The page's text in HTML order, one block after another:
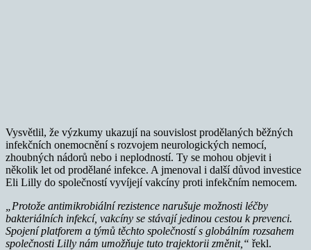
Vysvětlil, že výzkumy ukazují na souvislost prodělaných běžných
infekčních onemocnění s rozvojem neurologických nemocí,
zhoubných nádorů nebo i neplodností. Ty se mohou objevit i
několik let od prodělané infekce. A jmenoval i další důvod investice
Eli Lilly do společností vyvíjejí vakcíny proti infekčním nemocem.
„Protože antimikrobiální rezistence narušuje možnosti léčby
bakteriálních infekcí, vakcíny se stávají jedinou cestou k prevenci.
Spojení platforem a týmů těchto společností s globálním rozsahem
společnosti Lilly nám umožňuje tuto trajektorii změnit,“ řekl.